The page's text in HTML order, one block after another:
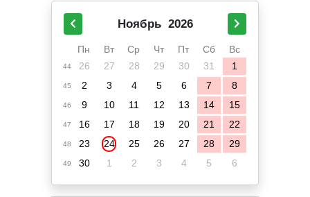
Ноябрь 2026
Пн Вт Ср Чт Пт Сб Вс
44 26 27 28 29 30 31 1
45 2 3 4 5 6 7 8
46 9 10 11 12 13 14 15
47 16 17 18 19 20 21 22
48 23 24 25 26 27 28 29
49 30 1 2 3 4 5 6